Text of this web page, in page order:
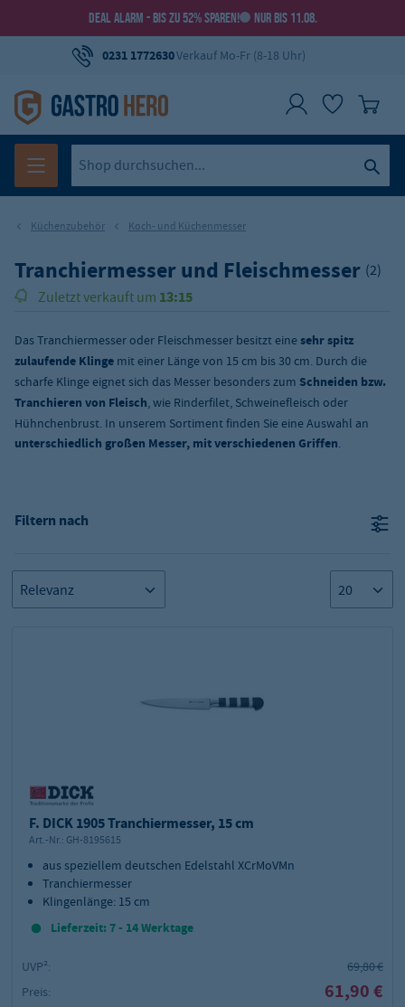
DEAL ALARM - BIS ZU 52% SPAREN! NUR BIS 11.08.
0231 1772630Verkauf Mo-Fr (8-18 Uhr)
Küchenzubehör Koch- und Küchenmesser
Tranchiermesser und Fleischmesser (2)
Zuletzt verkauft um 13:15
Das Tranchiermesser oder Fleischmesser besitzt einesehr spitz
zulaufende Klinge mit einer Länge von 15 cm bis 30 cm. Durch die
scharfe Klinge eignet sich das Messer besonders zum Schneiden bzw.
Tranchieren von Fleisch, wie Rinderfilet, Schweinefleisch oder
Hühnchenbrust. In unserem Sortiment finden Sie eine Auswahl an
unterschiedlich großen Messer, mit verschiedenen Griffen.
Filtern nach
F. DICK 1905 Tranchiermesser, 15 cm
Art.-Nr.: GH-8195615
aus speziellem deutschen Edelstahl XCrMoVMn
Tranchiermesser
Klingenlänge: 15 cm
Lieferzeit: 7 - 14 Werktage
UVP²:
69,80 €
Preis:
61,90 €